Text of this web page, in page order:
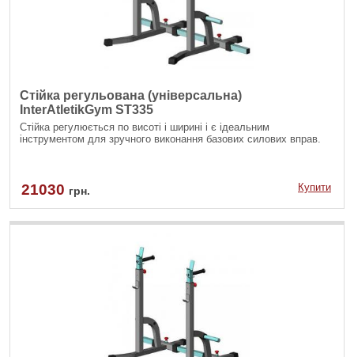
Стійка регульована (універсальна)
InterAtletikGym ST335
Стійка регулюється по висоті і ширині і є ідеальним
інструментом для зручного виконання базових силових вправ.
21030 грн. Купити